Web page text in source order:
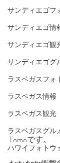
サンディエゴフ
サンディエゴ情
サンディエゴ観
サンディエゴグ
ラスベガスフォ
ラスベガス情報
ラスベガス観光
ラスベガスグル
ハワイフォトウ
Tomoです。